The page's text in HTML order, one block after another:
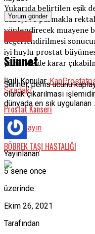
Yukarıda belirtilen eşik
düzeyi ve parmakla
yönlendirecek muayene
değerlendirilmesi
iyi huylu prostat
yönünde de karar
İlgili Konular: KanProstat
Sıradaki
Prostat Kanseri
Kaçırmayın
BÖBREK TAŞI HASTALIĞI
Sünnet
Sünnet, penis ucunu
olarak çıkarılması
dünyada en sık uygulanan
Yayınlanan
5 sene önce
üzerinde
Ekim 26, 2021
Tarafından